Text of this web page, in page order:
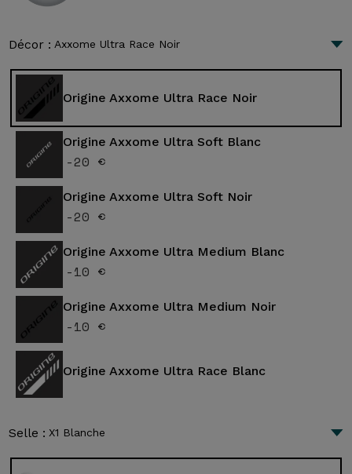
Décor : Axxome Ultra Race Noir
Origine Axxome Ultra Race Noir
Origine Axxome Ultra Soft Blanc
-20 €
Origine Axxome Ultra Soft Noir
-20 €
Origine Axxome Ultra Medium Blanc
-10 €
Origine Axxome Ultra Medium Noir
-10 €
Origine Axxome Ultra Race Blanc
Selle : X1 Blanche